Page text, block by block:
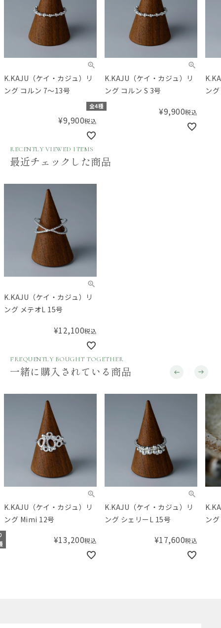
K.KAJU（ケイ・カジュ）リ
ング コルン 7～13号
全4種
¥9,900税込
K.KAJU（ケイ・カジュ）リ
ング コルン S 3号
¥9,900税込
ン
RECENTLY VIEWED ITEMS
最近チェックした商品
K.KAJU（ケイ・カジュ）リ
ング メテオL 15号
¥12,100税込
FREQUENTLY BOUGHT TOGETHER
一緒に購入されている商品
K.KAJU（ケイ・カジュ）リ
ング Mimi 12号
¥13,200税込
K.KAJU（ケイ・カジュ）リ
ング シェリーL 15号
¥17,600税込
ン